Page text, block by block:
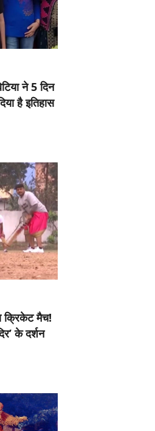
ने 5 दिन
है इतिहास
क्रिकेट मैच!
के दर्शन